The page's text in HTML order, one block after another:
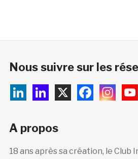
Nous suivre sur les
A propos
18 ans après sa création, le Club